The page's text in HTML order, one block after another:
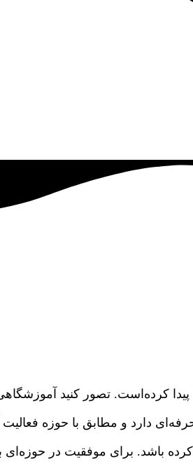
کرده‌است. تصور کنید
دارد و مطابق با حوزه‌
باشد. برای موفقیت در حوزه‌ای